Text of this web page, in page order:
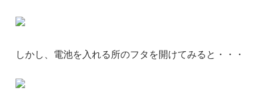
しかし、電池を入れる所のフタを開けてみると・・・